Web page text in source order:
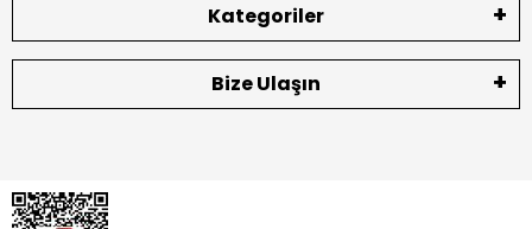
Kategoriler
Bize Ulaşın